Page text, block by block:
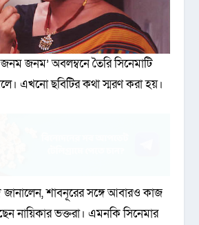
জনম’ অবলম্বনে তৈরি সিনেমাটি
এখনো ছবিটির কথা স্মরণ করা হয়।
শাবনূরের সঙ্গে আবারও কাজ
নায়িকার ভক্তরা। এমনকি সিনেমার